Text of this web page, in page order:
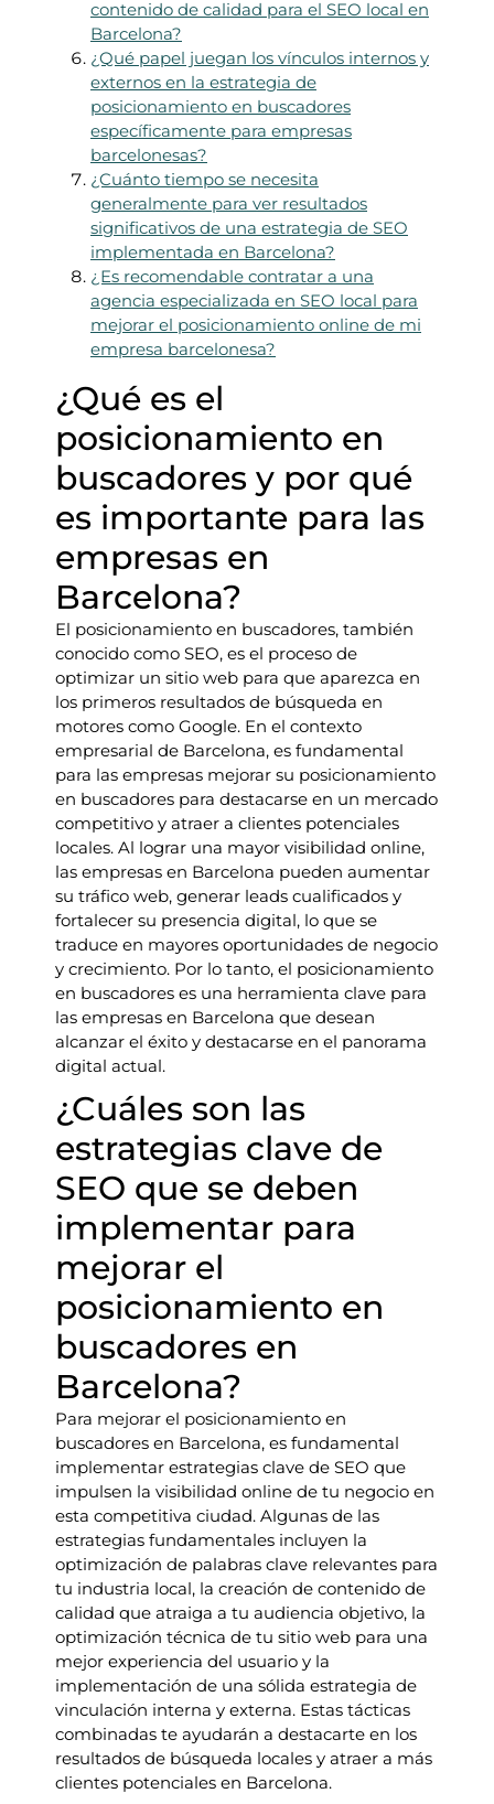
contenido de calidad para el SEO local en
Barcelona?
¿Qué papel juegan los vínculos internos y
externos en la estrategia de
posicionamiento en buscadores
específicamente para empresas
barcelonesas?
¿Cuánto tiempo se necesita
generalmente para ver resultados
significativos de una estrategia de SEO
implementada en Barcelona?
¿Es recomendable contratar a una
agencia especializada en SEO local para
mejorar el posicionamiento online de mi
empresa barcelonesa?
¿Qué es el
posicionamiento en
buscadores y por qué
es importante para las
empresas en
Barcelona?
El posicionamiento en buscadores, también
conocido como SEO, es el proceso de
optimizar un sitio web para que aparezca en
los primeros resultados de búsqueda en
motores como Google. En el contexto
empresarial de Barcelona, es fundamental
para las empresas mejorar su posicionamiento
en buscadores para destacarse en un mercado
competitivo y atraer a clientes potenciales
locales. Al lograr una mayor visibilidad online,
las empresas en Barcelona pueden aumentar
su tráfico web, generar leads cualificados y
fortalecer su presencia digital, lo que se
traduce en mayores oportunidades de negocio
y crecimiento. Por lo tanto, el posicionamiento
en buscadores es una herramienta clave para
las empresas en Barcelona que desean
alcanzar el éxito y destacarse en el panorama
digital actual.
¿Cuáles son las
estrategias clave de
SEO que se deben
implementar para
mejorar el
posicionamiento en
buscadores en
Barcelona?
Para mejorar el posicionamiento en
buscadores en Barcelona, es fundamental
implementar estrategias clave de SEO que
impulsen la visibilidad online de tu negocio en
esta competitiva ciudad. Algunas de las
estrategias fundamentales incluyen la
optimización de palabras clave relevantes para
tu industria local, la creación de contenido de
calidad que atraiga a tu audiencia objetivo, la
optimización técnica de tu sitio web para una
mejor experiencia del usuario y la
implementación de una sólida estrategia de
vinculación interna y externa. Estas tácticas
combinadas te ayudarán a destacarte en los
resultados de búsqueda locales y atraer a más
clientes potenciales en Barcelona.